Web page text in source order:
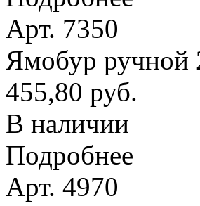
Арт. 7350
Ямобур ручной
455,80 руб.
В наличии
Подробнее
Арт. 4970